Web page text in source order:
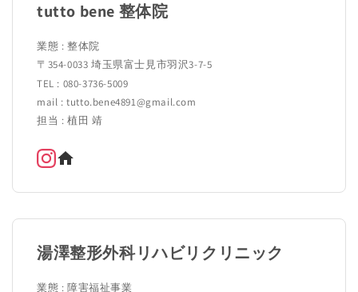
tutto bene 整体院
業態 : 整体院
〒354-0033 埼玉県富士見市羽沢3-7-5
TEL : 080-3736-5009
mail : tutto.bene4891@gmail.com
担当 : 植田 靖
湯澤整形外科リハビリクリニック
業態 : 障害福祉事業